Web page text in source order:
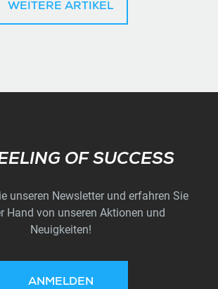
WEITERE ARTIKEL
Subscribe
OF SUCCESS
unseren Newsletter und erfahren Sie
Hand von unseren Aktionen und
Neuigkeiten!
ANMELDEN